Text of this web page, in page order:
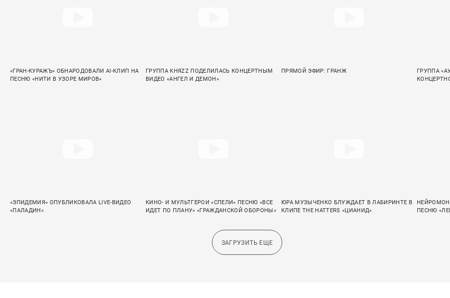
«ГРАН-КУРАЖЪ» ОБНАРОДОВАЛИ AI-КЛИП НА
ПЕСНЮ «НИТИ В УЗОРЕ МИРОВ»
ГРУППА КНЯZZ ПОДЕЛИЛАСЬ КОНЦЕРТНЫМ
ВИДЕО «АНГЕЛ И ДЕМОН»
ПРЯМОЙ ЭФИР: ГРАНЖ
ГРУППА
«ЭПИДЕМИЯ» ОПУБЛИКОВАЛА LIVE-ВИДЕО
«ПАЛАДИН»
КИНО- И МУЛЬТГЕРОИ «СПЕЛИ» ПЕСНЮ «ВСЕ
ИДЕТ ПО ПЛАНУ» «ГРАЖДАНСКОЙ ОБОРОНЫ»
ЮРА МУЗЫЧЕНКО БЛУЖДАЕТ В ЛАБИРИНТЕ В
КЛИПЕ THE HATTERS «ЦИАНИД»
ПЕСНЮ
ЗАГРУЗИТЬ ЕЩЕ